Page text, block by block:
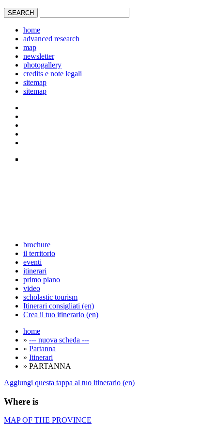
home
advanced research
map
newsletter
photogallery
credits e note legali
sitemap
sitemap
brochure
il territorio
eventi
itinerari
primo piano
video
scholastic tourism
Itinerari consigliati (en)
Crea il tuo itinerario (en)
home
» --- nuova scheda ---
» Partanna
» Itinerari
» PARTANNA
Aggiungi questa tappa al tuo itinerario (en)
Where is
MAP OF THE PROVINCE